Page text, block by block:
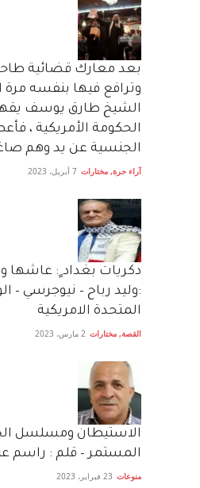
بعد معارك قضائية
وترافع فيها بنفسه مرة
الشيخ طارق يوسف
الحكومة الأمريكية ،
الجنسية عن يد وهم
آراء حرة, مختارات 7 أبريل، 2023
دكريات بغداد ٍ: عاشها
:وليد رباح – نيوجرسي –
المتحدة الامريكية
القصة, مختارات 2 مارس، 2023
الاستيطان ومسلسل
المستمر – قلم : راسم
منوعات 23 فبراير، 2023